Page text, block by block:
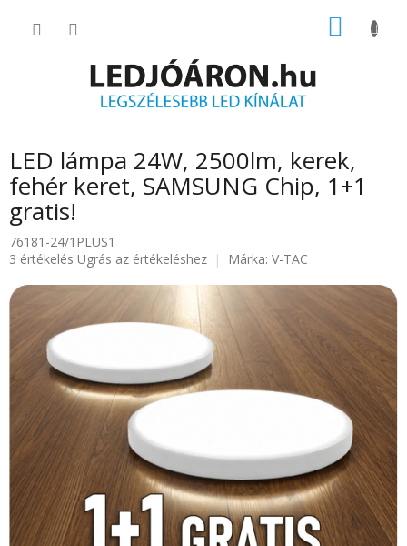
KOSÁR
LED lámpa 24W, 2500lm, kerek,
fehér keret, SAMSUNG Chip, 1+1
gratis!
76181-24/1PLUS1
A
átlagos
értékelése
ből
csillag.
3 értékelés Ugrás az értékeléshez Márka: V-TAC